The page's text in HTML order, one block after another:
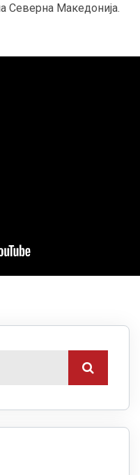
Северна Македонија.